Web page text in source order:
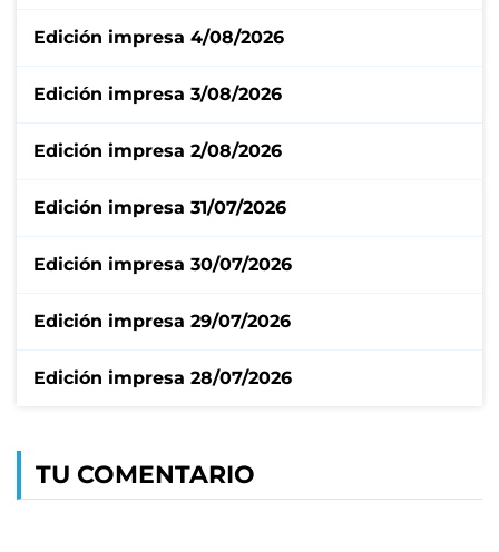
Edición impresa 4/08/2026
Edición impresa 3/08/2026
Edición impresa 2/08/2026
Edición impresa 31/07/2026
Edición impresa 30/07/2026
Edición impresa 29/07/2026
Edición impresa 28/07/2026
TU COMENTARIO